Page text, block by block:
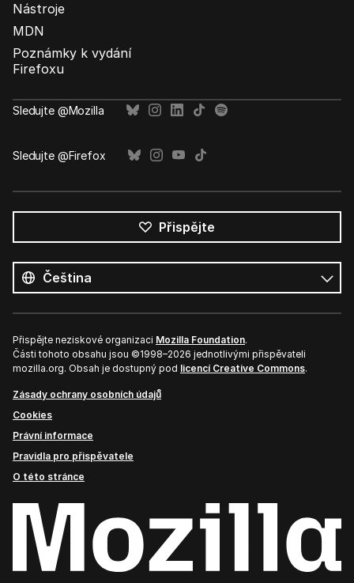
Nástroje
MDN
Poznámky k vydání
Firefoxu
Sledujte @Mozilla
Sledujte @Firefox
Přispějte
jazyky
Jazyk
Přispějte neziskové organizaci Mozilla Foundation.
Části tohoto obsahu jsou ©1998–2026 jednotlivými přispěvateli
mozilla.org. Obsah je dostupný pod licencí Creative Commons.
Zásady ochrany osobních údajů
Cookies
Právní informace
Pravidla pro přispěvatele
O této stránce